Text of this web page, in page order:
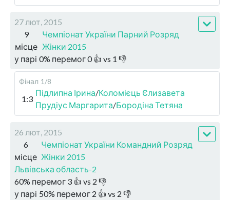
27 лют, 2015
9
місце
Чемпіонат України Парний Розряд
Жінки 2015
у парі 0% перемог0👍 vs 1 👎
Фінал 1/8
1:3
Підлипна Ірина/Коломієць Єлизавета
Прудіус Маргарита/Бородіна Тетяна
26 лют, 2015
6
місце
Чемпіонат України Командний Розряд
Жінки 2015
Львівська область-2
60% перемог 3 👍 vs 2 👎
у парі 50% перемог 2 👍 vs 2 👎